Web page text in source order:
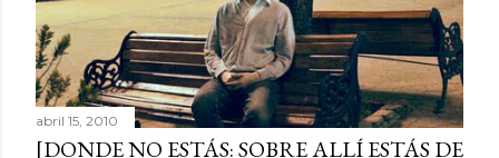
abril 15, 2010
[DONDE NO ESTÁS: SOBRE ALLÍ ESTÁS DE